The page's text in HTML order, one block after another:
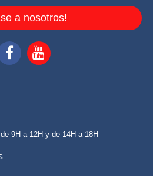
a nosotros!
9H a 12H y de 14H a 18H